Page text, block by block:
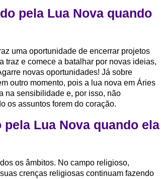
pela Lua Nova quando
uma oportunidade de encerrar projetos
traz e comece a batalhar por novas ideias,
novas oportunidades! Já sobre
outro momento, pois a lua nova em Áries
na sensibilidade e, por isso, não
os assuntos forem do coração.
Lua Nova quando ela
os âmbitos. No campo religioso,
crenças religiosas continuam fazendo